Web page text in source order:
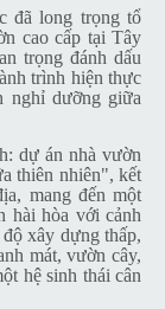
đã long trọng tổ
cao cấp tại Tây
trọng đánh dấu
trình hiện thực
nghỉ dưỡng giữa
dự án nhà vườn
thiên nhiên", kết
mang đến một
hài hòa với cảnh
xây dựng thấp,
mát, vườn cây,
hệ sinh thái cân